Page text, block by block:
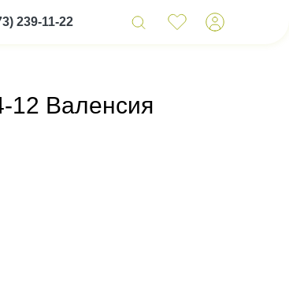
239-11-22
12 Валенсия